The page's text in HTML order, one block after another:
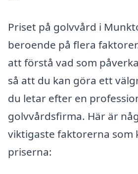
Priset på golvvård i
beroende på flera
att förstå vad som
så att du kan göra ett
du letar efter en
golvvårdsfirma. Här är
viktigaste faktorerna som
priserna: